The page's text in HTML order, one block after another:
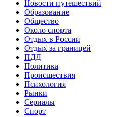
Новости путешествий
Образование
Общество
Около спорта
Отдых в России
Отдых за границей
ПДД
Политика
Происшествия
Психология
Рынки
Сериалы
Спорт